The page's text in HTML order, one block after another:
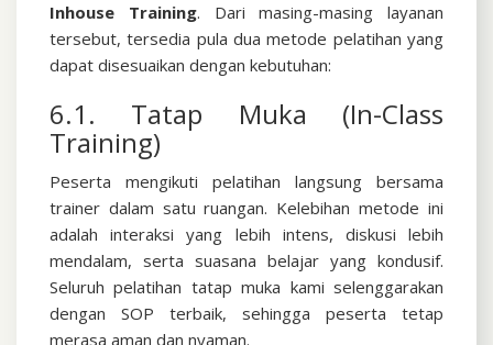
Inhouse Training. Dari masing-masing layanan
tersebut, tersedia pula dua metode pelatihan yang
dapat disesuaikan dengan kebutuhan:
6.1. Tatap Muka (In-Class
Training)
Peserta mengikuti pelatihan langsung bersama
trainer dalam satu ruangan. Kelebihan metode ini
adalah interaksi yang lebih intens, diskusi lebih
mendalam, serta suasana belajar yang kondusif.
Seluruh pelatihan tatap muka kami selenggarakan
dengan SOP terbaik, sehingga peserta tetap
merasa aman dan nyaman.